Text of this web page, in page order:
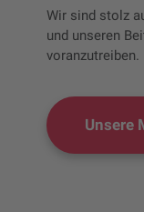
Wir sind stolz
und unseren
voranzutreiben.
Unsere